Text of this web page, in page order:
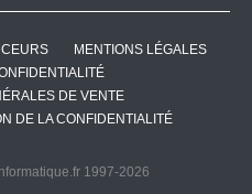
MENTIONS LÉGALES
DE VENTE
DE LA CONFIDENTIALITÉ
1997-2026